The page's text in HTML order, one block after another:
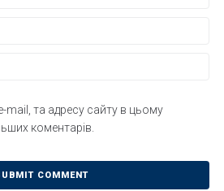
mail, та адресу сайту в цьому
коментарів.